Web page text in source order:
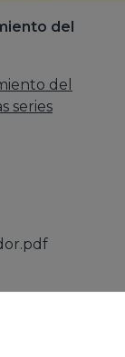
del
del
series
el